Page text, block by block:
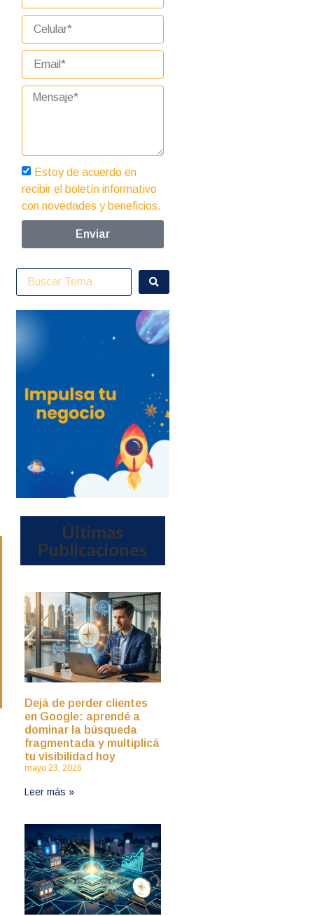
Estoy de acuerdo en
recibir el boletín informativo
con novedades y beneficios.
Enviar
Últimas
Publicaciones
Dejá de perder clientes
en Google: aprendé a
dominar la búsqueda
fragmentada y multiplicá
tu visibilidad hoy
mayo 23, 2026
Leer más »